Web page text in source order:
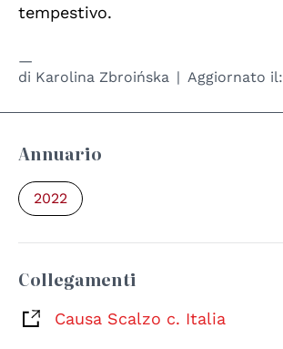
tempestivo.
di Karolina Zbroińska Aggiornato il:
Annuario
2022
Collegamenti
Causa Scalzo c. Italia